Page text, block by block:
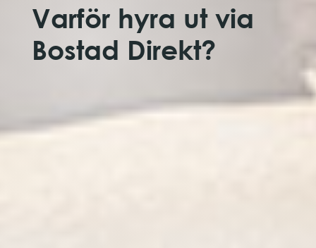
Varför hyra ut via
Bostad Direkt?